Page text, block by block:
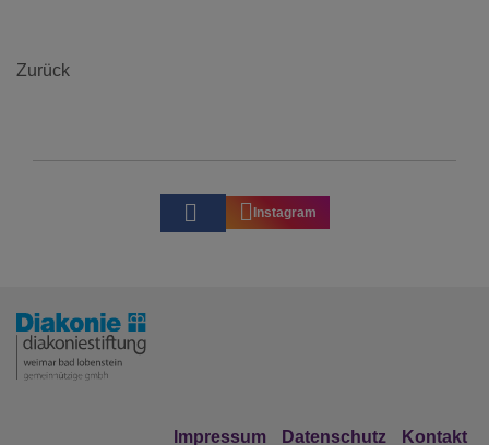
Zurück
Instagram
Impressum Datenschutz Kontakt